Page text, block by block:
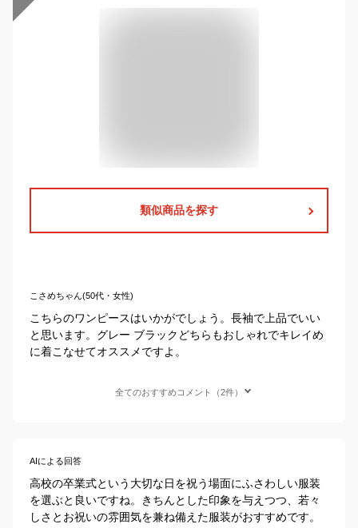
類似商品を探す
こさめちゃん(50代・女性)
こちらのワンピースはいかがでしょう。長袖で上品でいい
と思います。グレー ブラックどちらもおしゃれでキレイめ
に着こなせてオススメですよ。
全てのおすすめコメント（2件）
AIによる回答
高校の卒業式という大切な日を祝う場面にふさわしい服装
を選ぶと良いですね。きちんとした印象を与えつつ、若々
しさとお祝いの雰囲気を兼ね備えた服装がおすすめです。